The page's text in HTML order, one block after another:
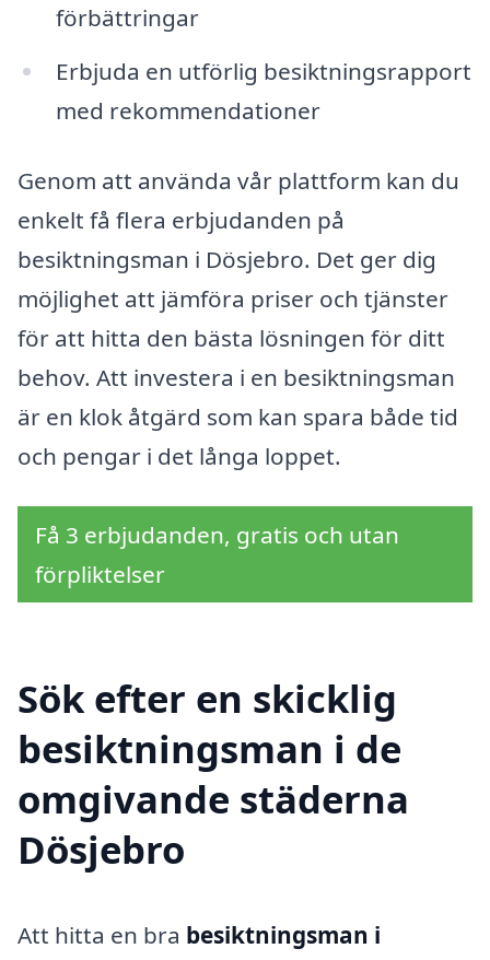
förbättringar
Erbjuda en utförlig besiktningsrapport
med rekommendationer
Genom att använda vår plattform kan du
enkelt få flera erbjudanden på
besiktningsman i Dösjebro. Det ger dig
möjlighet att jämföra priser och tjänster
för att hitta den bästa lösningen för ditt
behov. Att investera i en besiktningsman
är en klok åtgärd som kan spara både tid
och pengar i det långa loppet.
Få 3 erbjudanden, gratis och utan
förpliktelser
Sök efter en skicklig
besiktningsman i de
omgivande städerna
Dösjebro
Att hitta en bra besiktningsman i